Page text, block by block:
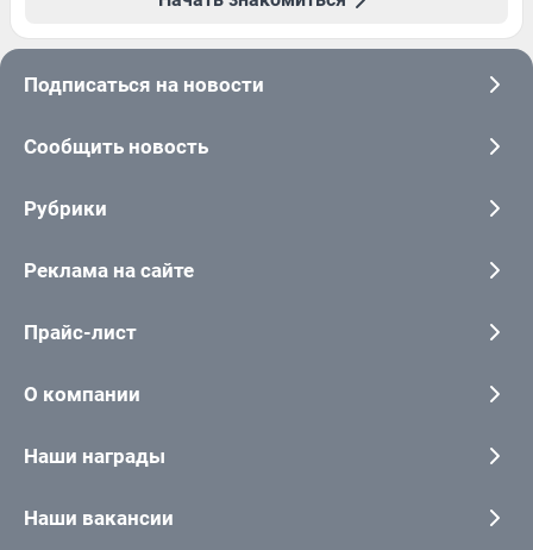
Подписаться на новости
Сообщить новость
Рубрики
Реклама на сайте
Прайс-лист
О компании
Наши награды
Наши вакансии